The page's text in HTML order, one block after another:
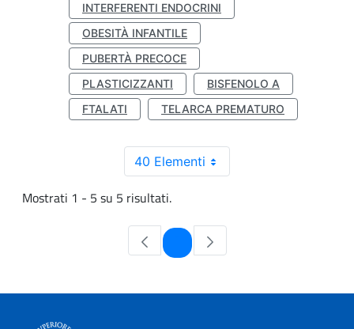
INTERFERENTI ENDOCRINI
OBESITÀ INFANTILE
PUBERTÀ PRECOCE
PLASTICIZZANTI
BISFENOLO A
FTALATI
TELARCA PREMATURO
40 Elementi
Mostrati 1 - 5 su 5 risultati.
Pagina